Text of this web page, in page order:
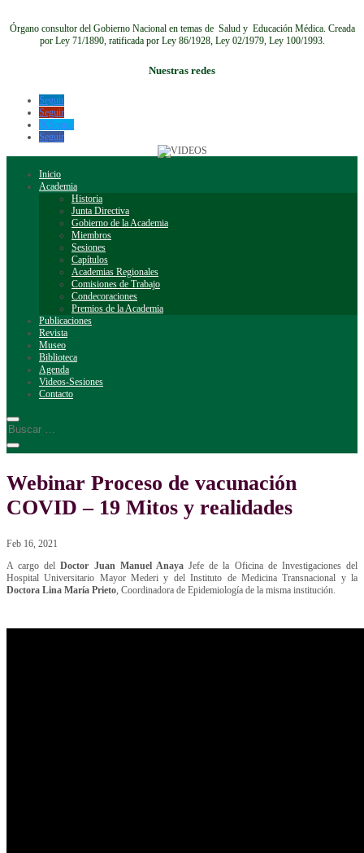
Órgano consultor del Gobierno Nacional en temas de Salud y Educación Médica. Creada
por Ley 71/1890, ratificada por Ley 86/1928, Ley 02/1979, Ley 100/1993.
Nuestras redes
Seguir
Seguir
Seguir
Seguir
Inicio
Academia
Historia
Junta Directiva
Gobierno de la Academia
Miembros
Sesiones
Capítulos
Academias Regionales
Comisiones de Trabajo
Condecoraciones
Premios de la Academia
Publicaciones
Revista
Museo
Biblioteca
Agenda
Videos-Sesiones
Contacto
Webinar Proceso de vacunación
COVID – 19 Mitos y realidades
Feb 16, 2021
A cargo delDoctor Juan Manuel AnayaJefe de la Oficina de Investigaciones del
Hospital Universitario Mayor Mederi y del Instituto de Medicina Transnacional y la
Doctora Lina María Prieto , Coordinadora de Epidemiología de la misma institución.